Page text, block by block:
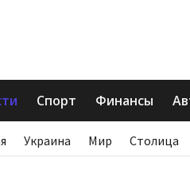
Спорт Финансы
Украина Мир Столица